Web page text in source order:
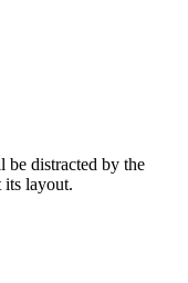
be distracted by the
its layout.